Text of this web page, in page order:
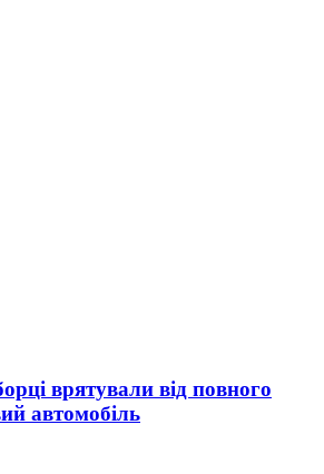
врятували від повного
автомобіль